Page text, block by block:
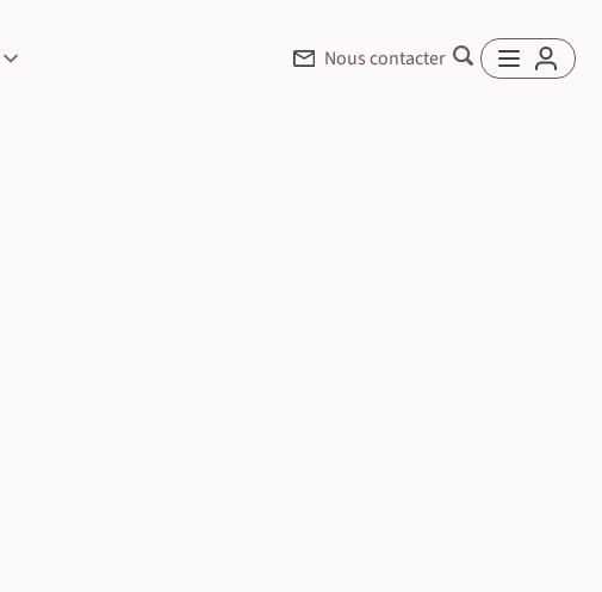
Nous contacter